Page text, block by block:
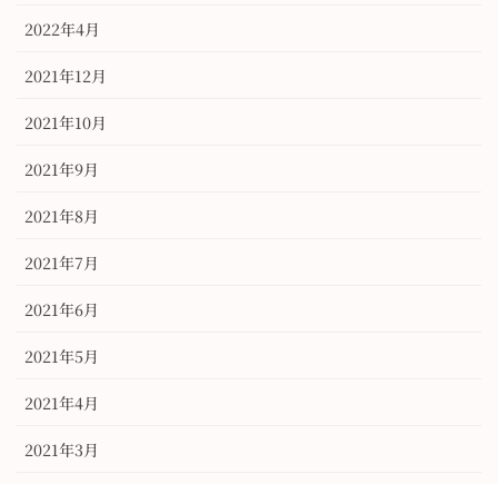
2022年4月
2021年12月
2021年10月
2021年9月
2021年8月
2021年7月
2021年6月
2021年5月
2021年4月
2021年3月